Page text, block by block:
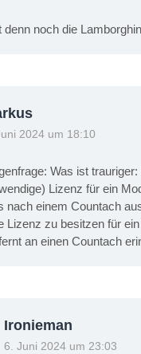
denn noch die
2024 um 18:10
Was ist
Lizenz für ein
nach einem Countach
Lizenz zu besitzen für
an einen Countach
Ironieman
6. Juni 2024 um 23:03